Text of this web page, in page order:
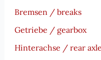
Bremsen / breaks
Getriebe / gearbox
Hinterachse / rear axle